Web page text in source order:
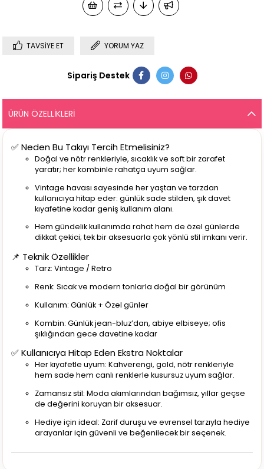
TAVSIYE ET YORUM YAZ
Sipariş Destek
ÜRÜN ÖZELLIKLERI
✅ Neden Bu Takıyı Tercih Etmelisiniz?
Doğal ve nötr renkleriyle, sıcaklık ve soft bir zarafet
yaratır; her kombinle rahatça uyum sağlar.
Vintage havası sayesinde her yaştan ve tarzdan
kullanıcıya hitap eder: günlük sade stilden, şık davet
kıyafetine kadar geniş kullanım alanı.
Hem gündelik kullanımda rahat hem de özel günlerde
dikkat çekici; tek bir aksesuarla çok yönlü stil imkanı verir.
📌 Teknik Özellikler
Tarz: Vintage / Retro
Renk: Sıcak ve modern tonlarla doğal bir görünüm
Kullanım: Günlük + Özel günler
Kombin: Günlük jean-bluz’dan, abiye elbiseye; ofis
şıklığından gece davetine kadar
✅ Kullanıcıya Hitap Eden Ekstra Noktalar
Her kıyafetle uyum: Kahverengi, gold, nötr renkleriyle
hem sade hem canlı renklerle kusursuz uyum sağlar.
Zamansız stil: Moda akımlarından bağımsız, yıllar geçse
de değerini koruyan bir aksesuar.
Hediye için ideal: Zarif duruşu ve evrensel tarzıyla hediye
arayanlar için güvenli ve beğenilecek bir seçenek.